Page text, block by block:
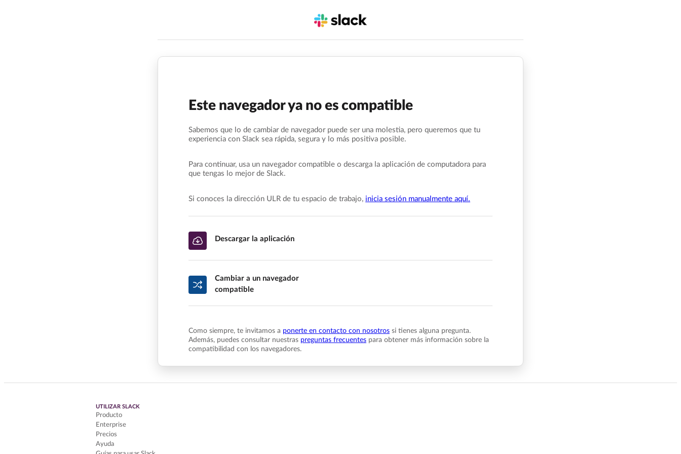
Este navegador ya no es compatible
Sabemos que lo de cambiar de navegador puede ser una molestia, pero queremos que tu
experiencia con Slack sea rápida, segura y lo más positiva posible.
Para continuar, usa un navegador compatible o descarga la aplicación de computadora para
que tengas lo mejor de Slack.
Si conoces la dirección ULR de tu espacio de trabajo, inicia sesión manualmente aquí.
Descargar la aplicación
Cambiar a un navegador
compatible
Como siempre, te invitamos a ponerte en contacto con nosotros si tienes alguna pregunta.
Además, puedes consultar nuestras preguntas frecuentes para obtener más información sobre la
compatibilidad con los navegadores.
UTILIZAR SLACK
Producto
Enterprise
Precios
Ayuda